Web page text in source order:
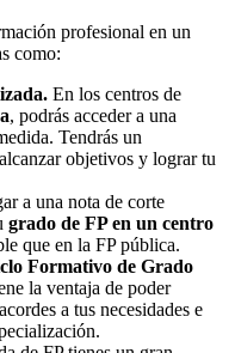
profesional en un
como:
En los centros de
, podrás acceder a una
Tendrás un
objetivos y lograr tu
a una nota de corte
grado de FP en un centro
que en la FP pública.
Formativo de Grado
la ventaja de poder
a tus necesidades e